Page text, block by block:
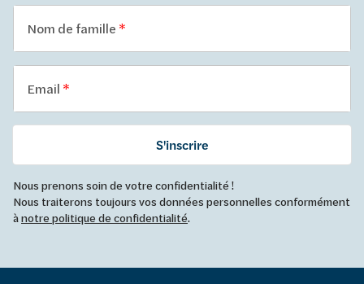
Nom de famille
Email
S'inscrire
Nous prenons soin de votre confidentialité !
Nous traiterons toujours vos données personnelles conformément
ànotre politique de confidentialité.